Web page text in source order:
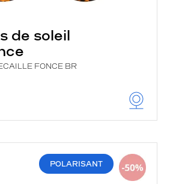
de soleil
FONCE BR
POLARISANT